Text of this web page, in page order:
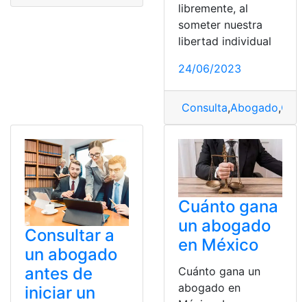
libremente, al
someter nuestra
libertad individual
24/06/2023
Consulta,Abogado,
Consultar a
un abogado
antes de
iniciar un
Cuánto gana
un abogado
en México
Cuánto gana un
abogado en